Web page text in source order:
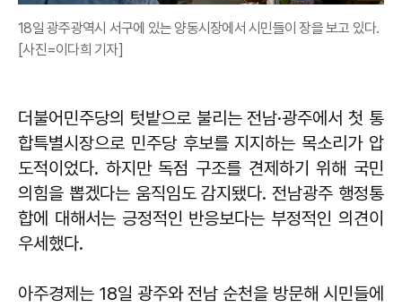
18일 광주광역시 서구에 있는 양동시장에서 시민들이 장을 보고 있다.
[사진=이다희 기자]
더불어민주당의 텃밭으로 불리는 전남·광주에서 첫 통
합특별시장으로 민주당 후보를 지지하는 목소리가 압
도적이었다. 하지만 독점 구조를 견제하기 위해 국민
의힘을 뽑겠다는 움직임도 감지됐다. 전남광주 행정통
합에 대해서는 긍정적인 반응보다는 부정적인 의견이
우세했다.
아주경제는 18일 광주와 전남 순천을 방문해 시민들에